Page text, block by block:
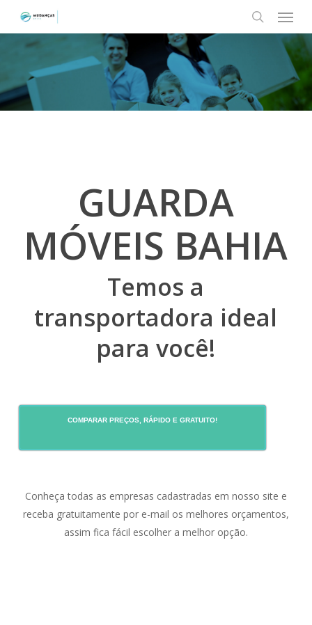
search
Menu
GUARDA
MÓVEIS BAHIA
Temos a
transportadora ideal
para você!
COMPARAR PREÇOS, RÁPIDO E GRATUITO!
Conheça todas as empresas cadastradas em nosso site e
receba gratuitamente por e-mail os melhores orçamentos,
assim fica fácil escolher a melhor opção.